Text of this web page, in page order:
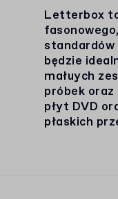
Letterbox
standardów
będzie
małuych
próbek
płyt DVD
płaskich